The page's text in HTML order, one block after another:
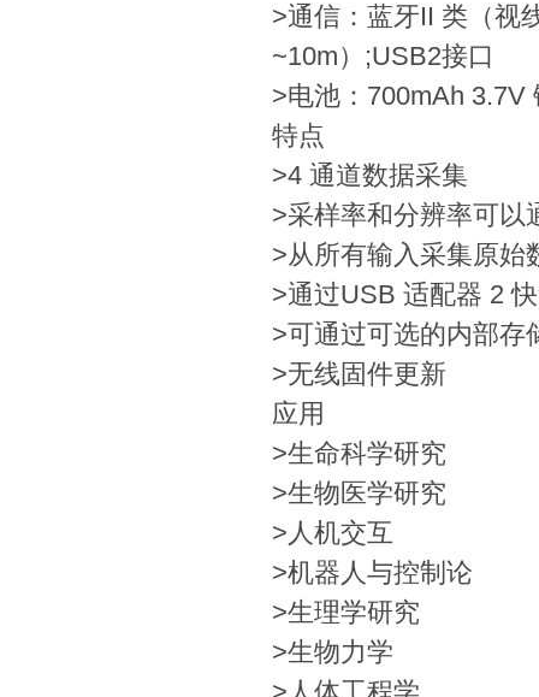
>通信：蓝牙II 类（视
~10m）;USB2接口
>电池：700mAh 3.7V
特点
>4 通道数据采集
>采样率和分辨率可以
>从所有输入采集原始
>通过USB 适配器 2
>可通过可选的内部存
>无线固件更新
应用
>生命科学研究
>生物医学研究
>人机交互
>机器人与控制论
>生理学研究
>生物力学